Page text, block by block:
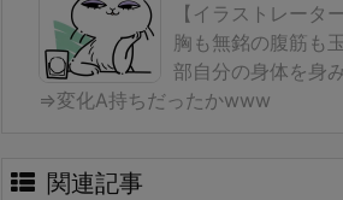
【イラストレータ
胸も無銘の腹筋も
部自分の身体を身
⇒変化A持ちだったかwww
関連記事